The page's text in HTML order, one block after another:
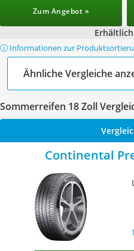
Zum Angebot »
ⓘ Informationen zur
Ähnliche Vergleiche
Sommerreifen 18 Zoll
Continental